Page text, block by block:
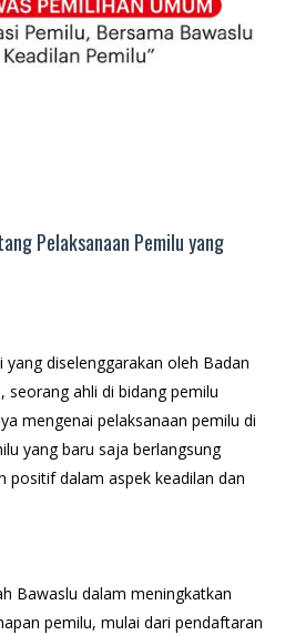
Pelaksanaan Pemilu yang
diselenggarakan oleh Badan
seorang ahli di bidang pemilu
mengenai pelaksanaan pemilu di
yang baru saja berlangsung
positif dalam aspek keadilan dan
Bawaslu dalam meningkatkan
pemilu, mulai dari pendaftaran